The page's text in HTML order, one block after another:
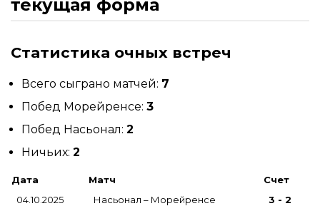
текущая форма
Статистика очных встреч
Всего сыграно матчей: 7
Побед Морейренсе: 3
Побед Насьонал: 2
Ничьих: 2
Дата Матч
Счет
04.10.2025
Насьонал – Морейренсе 3 - 2